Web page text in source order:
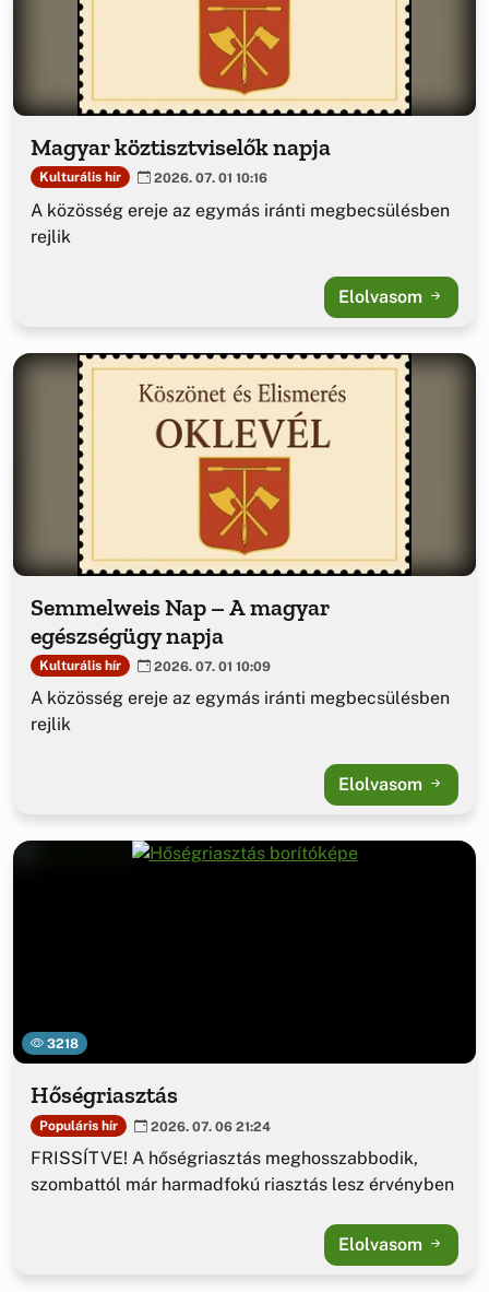
Magyar köztisztviselők napja
Kulturális hír 2026. 07. 01 10:16
A közösség ereje az egymás iránti megbecsülésben
rejlik
Elolvasom
Semmelweis Nap – A magyar
egészségügy napja
Kulturális hír 2026. 07. 01 10:09
A közösség ereje az egymás iránti megbecsülésben
rejlik
Elolvasom
3218
Hőségriasztás
Populáris hír 2026. 07. 06 21:24
FRISSÍTVE! A hőségriasztás meghosszabbodik,
szombattól már harmadfokú riasztás lesz érvényben
Elolvasom